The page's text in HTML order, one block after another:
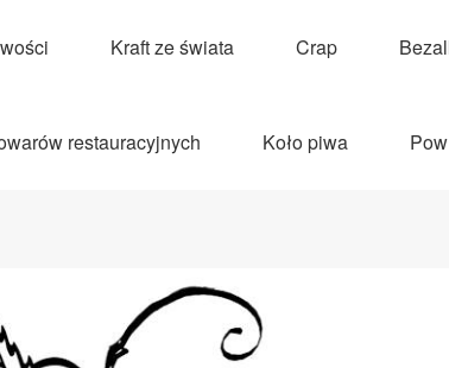
Kraft ze świata Crap
restauracyjnych Koło piwa